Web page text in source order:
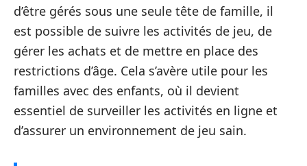
d’être gérés sous une seule tête de famille, il
est possible de suivre les activités de jeu, de
gérer les achats et de mettre en place des
restrictions d’âge. Cela s’avère utile pour les
familles avec des enfants, où il devient
essentiel de surveiller les activités en ligne et
d’assurer un environnement de jeu sain.